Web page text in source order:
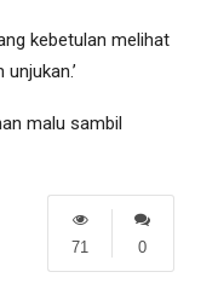
kebetulan melihat
malu sambil
0
71